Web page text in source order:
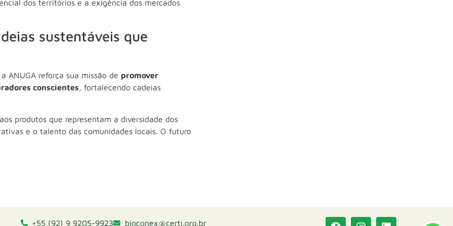
dos territórios e a exigência dos mercados
sustentáveis que
ANUGA reforça sua missão de promover
conscientes, fortalecendo cadeias
produtos que representam a diversidade dos
e o talento das comunidades locais. O futuro
+55 (92) 9 9205-9923 bioconex@certi.org.br